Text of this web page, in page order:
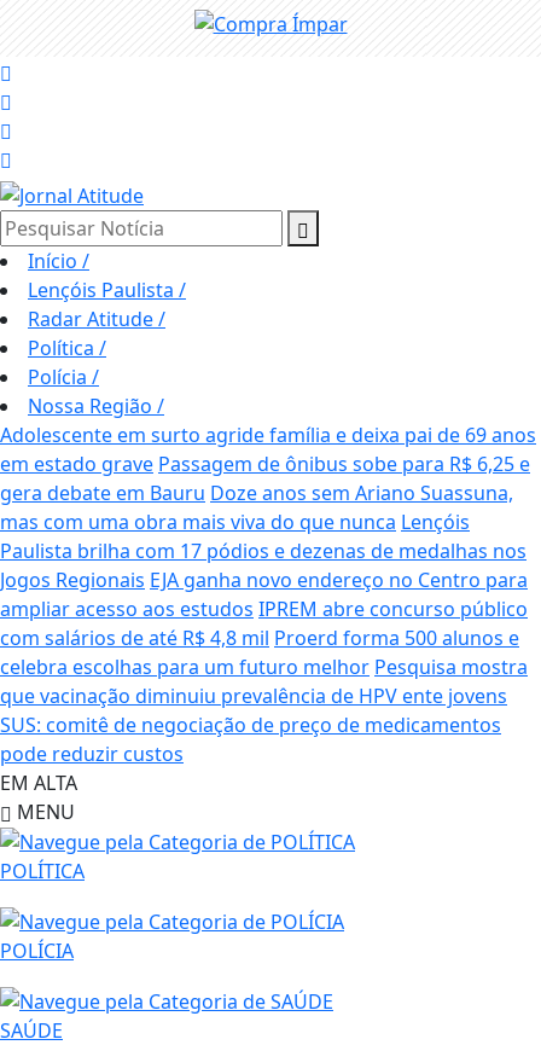
Pesquisar Notícia
Início /
Lençóis Paulista /
Radar Atitude/
Política /
Polícia /
Nossa Região /
Adolescente em surto agride família e deixa pai de 69 anos
em estado grave Passagem de ônibus sobe para R$ 6,25 e
gera debate em Bauru Doze anos sem Ariano Suassuna,
mas com uma obra mais viva do que nunca Lençóis
Paulista brilha com 17 pódios e dezenas de medalhas nos
Jogos Regionais EJA ganha novo endereço no Centro para
ampliar acesso aos estudos IPREM abre concurso público
com salários de até R$ 4,8 mil Proerd forma 500 alunos e
celebra escolhas para um futuro melhor Pesquisa mostra
que vacinação diminuiu prevalência de HPV ente jovens
SUS: comitê de negociação de preço de medicamentos
pode reduzir custos
EM ALTA
MENU
POLÍTICA
POLÍCIA
SAÚDE